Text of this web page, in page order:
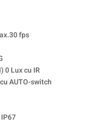
fps
0 Lux cu IR
AUTO-switch
IP67